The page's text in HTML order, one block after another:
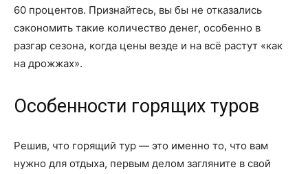
60 процентов. Признайтесь, вы бы не отказались
сэкономить такие количество денег, особенно в
разгар сезона, когда цены везде и на всё растут «как
на дрожжах».
Особенности горящих туров
Решив, что горящий тур — это именно то, что вам
нужно для отдыха, первым делом загляните в свой